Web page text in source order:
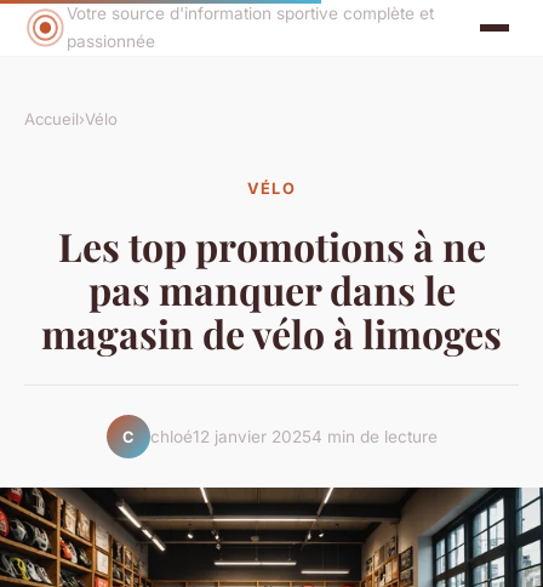
Votre source d'information sportive complète et
passionnée
Accueil›Vélo
VÉLO
Les top promotions à ne
pas manquer dans le
magasin de vélo à limoges
C chloé12 janvier 20254 min de lecture